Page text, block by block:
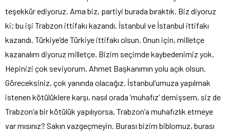
teşekkür ediyoruz. Ama biz, partiyi burada bıraktık. Biz diyoruz
ki; bu işi Trabzon ittifakı kazandı. İstanbul ve İstanbul ittifakı
kazandı. Türkiye’de Türkiye ittifakı olsun. Onun için, milletçe
kazanalım diyoruz milletçe. Bizim seçimde kaybedenimiz yok.
Hepinizi çok seviyorum. Ahmet Başkanımın yolu açık olsun.
Göreceksiniz, çok yanında olacağız. İstanbul’umuza yapılmak
istenen kötülüklere karşı, nasıl orada ‘muhafız’ demişsem, siz de
Trabzon’a bir kötülük yapılıyorsa, Trabzon’a muhafızlık etmeye
var mısınız? Sakın vazgeçmeyin. Burası bizim biblomuz, burası